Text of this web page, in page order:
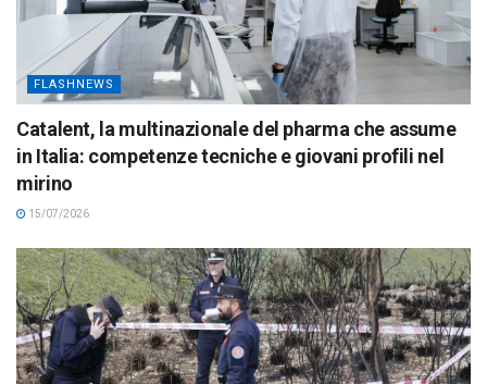
FLASHNEWS
Catalent, la multinazionale del pharma che assume
in Italia: competenze tecniche e giovani profili nel
mirino
15/07/2026